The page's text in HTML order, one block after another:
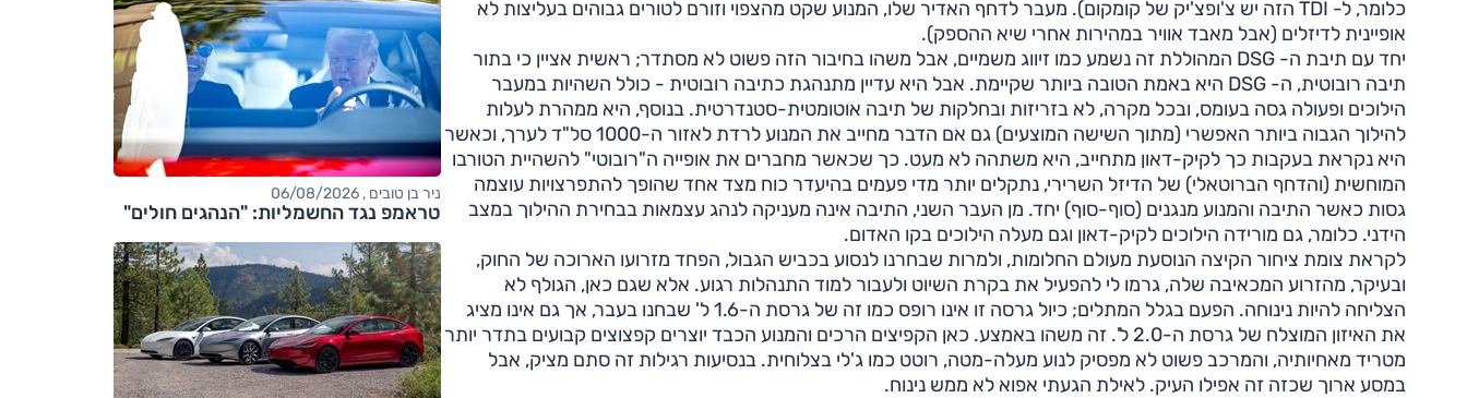
כלומר, ל- TDI הזה יש צ'ופצ'יק של קומקום). מעבר לדחף האדיר שלו, המנוע שקט מהצפוי וזורם לטורים גבוהים בעליצות לא
אופיינית לדיזלים (אבל מאבד אוויר במהירות אחרי שיא ההספק).
יחד עם תיבת ה- DSG המהוללת זה נשמע כמו זיווג משמיים, אבל משהו בחיבור הזה פשוט לא מסתדר; ראשית אציין כי בתור
תיבה רובוטית, ה- DSG היא באמת הטובה ביותר שקיימת. אבל היא עדיין מתנהגת כתיבה רובוטית - כולל השהיות במעבר
הילוכים ופעולה גסה בעומס, ובכל מקרה, לא בזריזות ובחלקות של תיבה אוטומטית-סטנדרטית. בנוסף, היא ממהרת לעלות
להילוך הגבוה ביותר האפשרי (מתוך השישה המוצעים) גם אם הדבר מחייב את המנוע לרדת לאזור ה-1000 סל"ד לערך, וכאשר
היא נקראת בעקבות כך לקיק-דאון מתחייב, היא משתהה לא מעט. כך שכאשר מחברים את אופייה ה"רובוטי" להשהיית הטורבו
המוחשית (והדחף הברוטאלי) של הדיזל השרירי, נתקלים יותר מדי פעמים בהיעדר כוח מצד אחד שהופך להתפרצויות עוצמה
גסות כאשר התיבה והמנוע מנגנים (סוף-סוף) יחד. מן העבר השני, התיבה אינה מעניקה לנהג עצמאות בבחירת ההילוך במצב
הידני. כלומר, גם מורידה הילוכים לקיק-דאון וגם מעלה הילוכים בקו האדום.
לקראת צומת ציחור הקיצה הנוסעת מעולם החלומות, ולמרות שבחרנו לנסוע בכביש הגבול, הפחד מזרועו הארוכה של החוק,
ובעיקר, מהזרוע המכאיבה שלה, גרמו לי להפעיל את בקרת השיוט ולעבור למוד התנהלות רגוע. אלא שגם כאן, הגולף לא
הצליחה להיות נינוחה. הפעם בגלל המתלים; כיול גרסה זו אינו רופס כמו זה של גרסת ה-1.6 ל' שבחנו בעבר, אך גם אינו מציג
את האיזון המוצלח של גרסת ה-2.0 ל'. זה משהו באמצע. כאן הקפיצים הרכים והמנוע הכבד יוצרים קפצוצים קבועים בתדר יותר
מטריד מאחיותיה, והמרכב פשוט לא מפסיק לנוע מעלה-מטה, רוטט כמו ג'לי בצלוחית. בנסיעות רגילות זה סתם מציק, אבל
במסע ארוך שכזה זה אפילו העיק. לאילת הגעתי אפוא לא ממש נינוח.
ניר בן טובים , 06/08/2026
טראמפ נגד החשמליות: "הנהגים חולים"